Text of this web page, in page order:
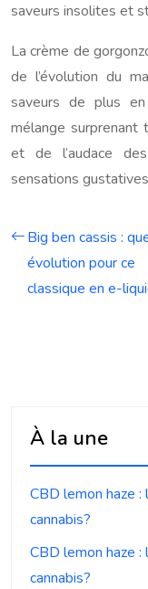
saveurs insolites et
La crème de
de l’évolution du
saveurs de plus
mélange surprenant
et de l’audace
sensations
Big ben cassis :
évolution pour ce
classique en e-
À la une
CBD lemon haze
cannabis?
CBD lemon haze
cannabis?